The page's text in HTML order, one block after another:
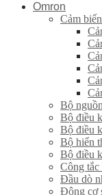
Omron
Cảm
Bộ
Bộ điều
Bộ điều
Bộ hiển
Bộ điều
Công
Đầu dò
Động cơ